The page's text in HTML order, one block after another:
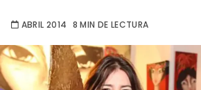
ABRIL 2014 8 MIN DE LECTURA